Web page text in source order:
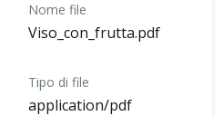
Nome file
Viso_con_frutta.pdf
Tipo di file
application/pdf